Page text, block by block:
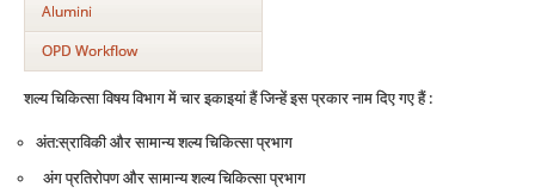
Alumini
OPD Workflow
शल्‍य चिकित्‍सा विषय विभाग में चार इकाइयां हैं जिन्‍हें इस प्रकार नाम दिए गए हैं :
अंत:स्राविकी और सामान्‍य शल्‍य चिकित्‍सा प्रभाग
अंग प्रतिरोपण और सामान्‍य शल्‍य चिकित्‍सा प्रभाग